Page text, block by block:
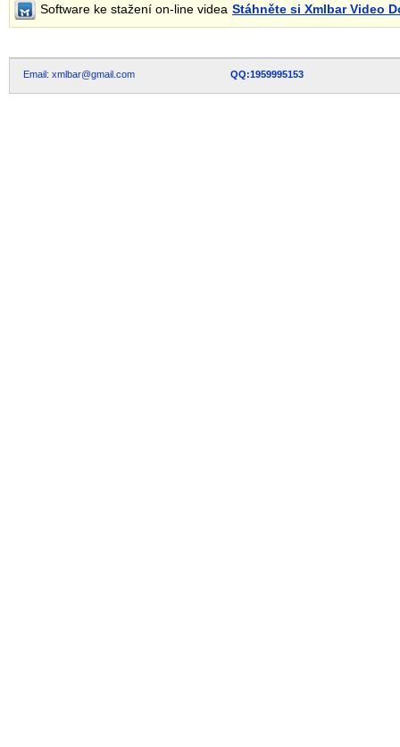
Software ke stažení on-line videa Stáhněte si Xmlbar Video
Email: xmlbar@gmail.com QQ:1959995153